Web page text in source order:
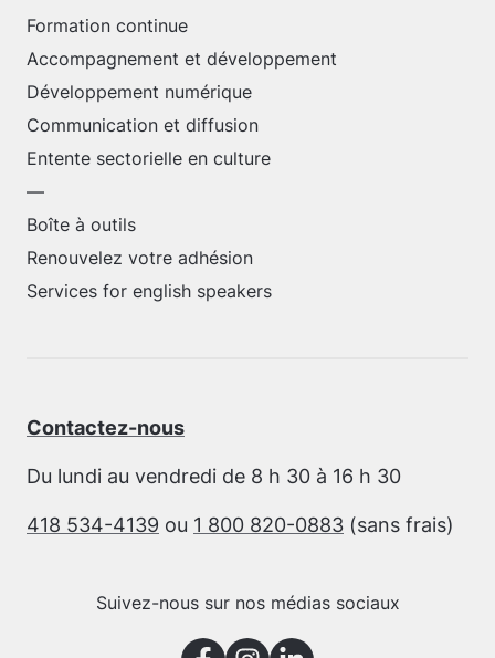
Formation continue
Accompagnement et développement
Développement numérique
Communication et diffusion
Entente sectorielle en culture
—
Boîte à outils
Renouvelez votre adhésion
Services for english speakers
Contactez-nous
Du lundi au vendredi de 8 h 30 à 16 h 30
418 534-4139 ou 1 800 820-0883 (sans frais)
Suivez-nous sur nos médias sociaux